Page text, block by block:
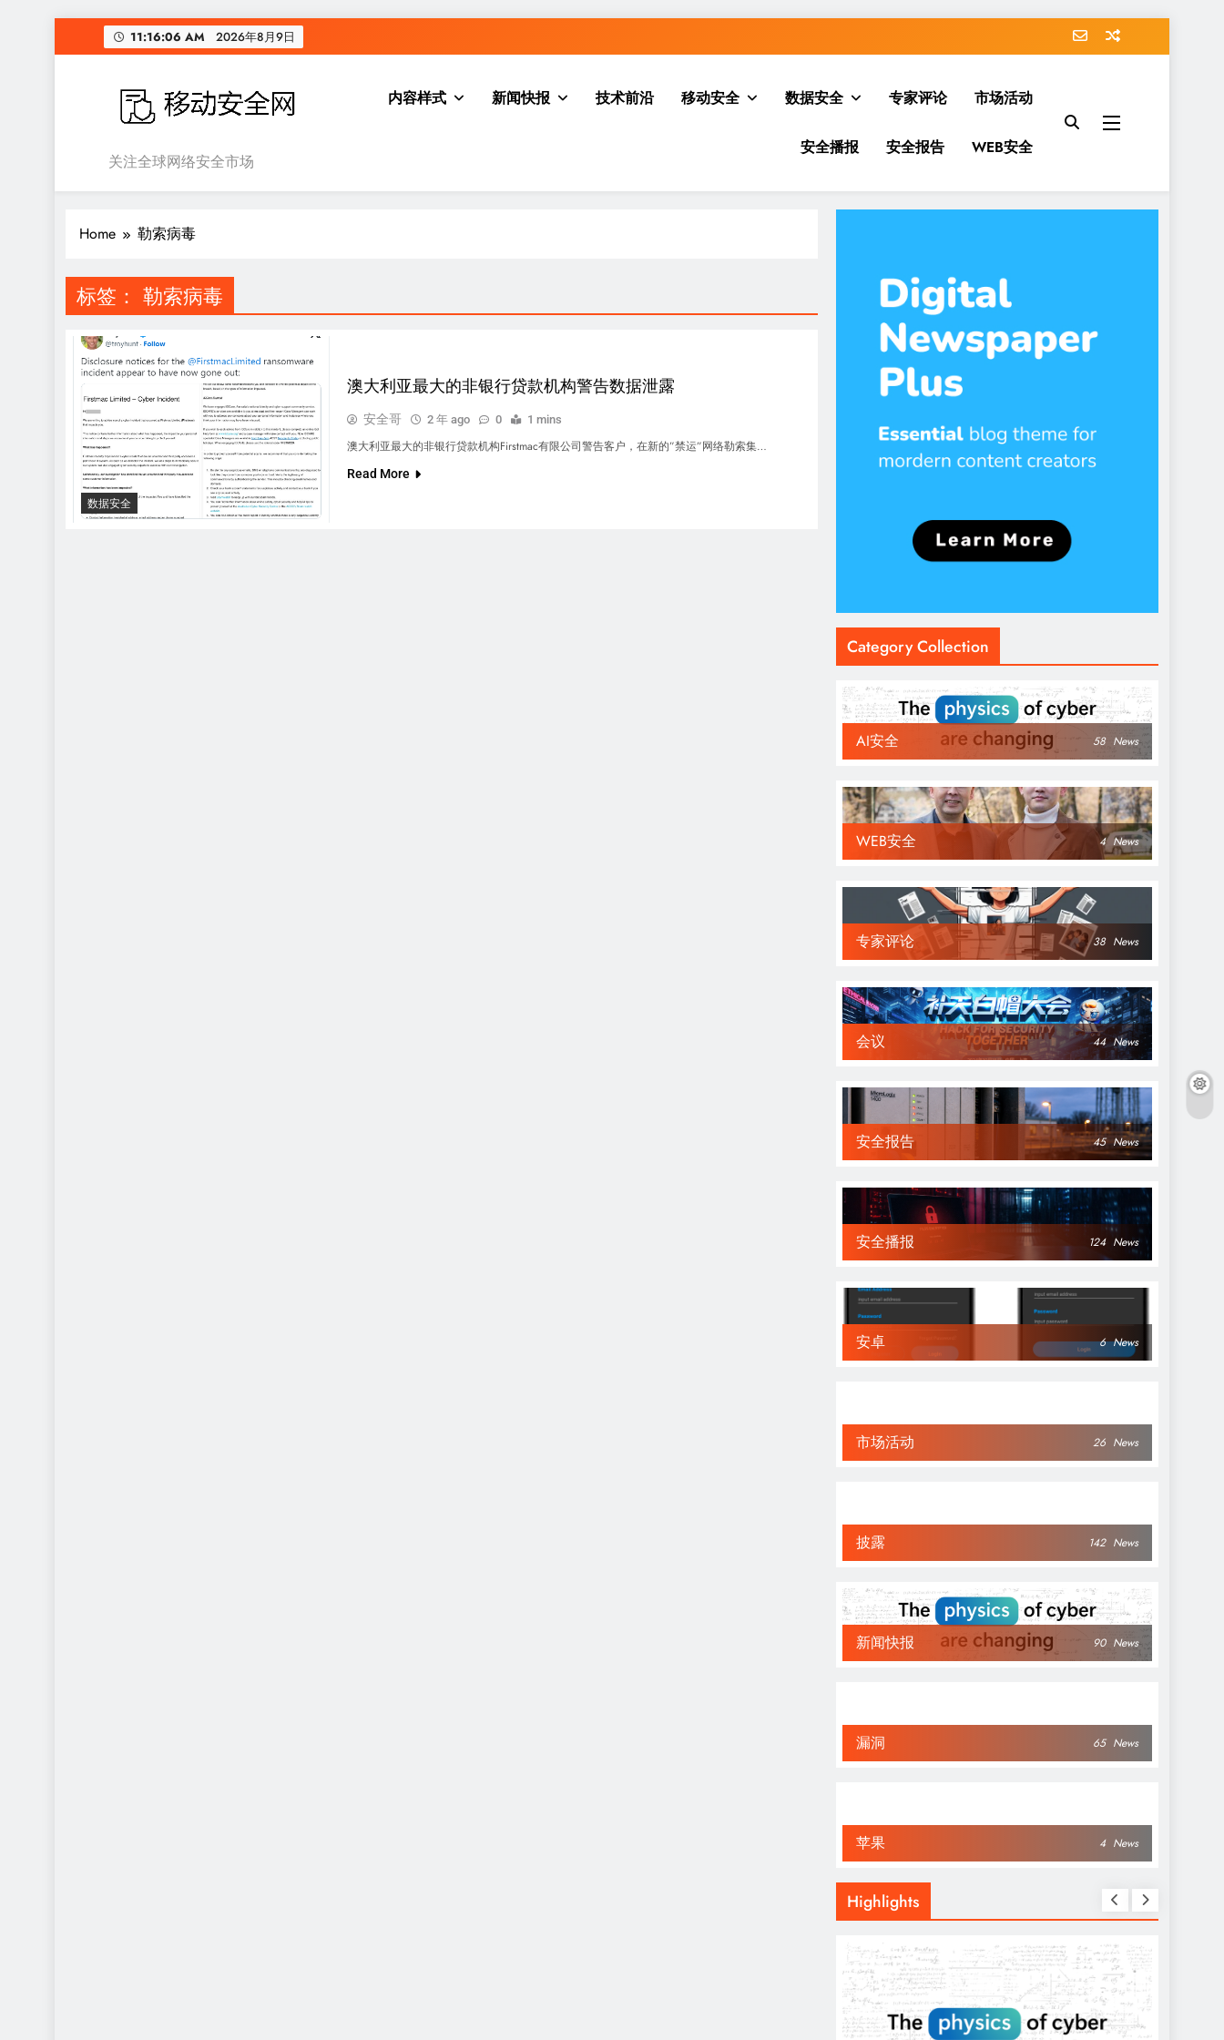
to
11:16:07 AM 2026年8月9日
移动安全网
关注全球网络安全市场
内容样式 新闻快报 技术前沿 移动安全 数据安全 专家评论 市场活动
安全播报 安全报告 WEB安全
Home 勒索病毒
标签： 勒索病毒
数据安全
澳大利亚最大的非银行贷款机构警告数据泄露
安全哥 2 年 ago 0 1 mins
澳大利亚最大的非银行贷款机构Firstmac有限公司警告客户，在新的”禁运”网络勒索集…
Read More
Category Collection
AI安全 58 News
WEB安全 4 News
专家评论 38 News
会议 44 News
安全报告 45 News
安全播报 124 News
安卓 6 News
市场活动 26 News
披露 142 News
新闻快报 90 News
漏洞 65 News
苹果 4 News
Highlights